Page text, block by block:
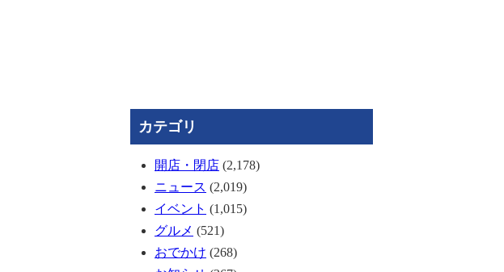
カテゴリ
開店・閉店 (2,178)
ニュース (2,019)
イベント (1,015)
グルメ (521)
おでかけ (268)